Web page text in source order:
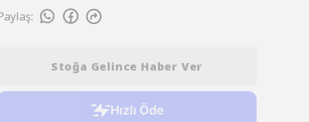
:
Stoğa Gelince Haber Ver